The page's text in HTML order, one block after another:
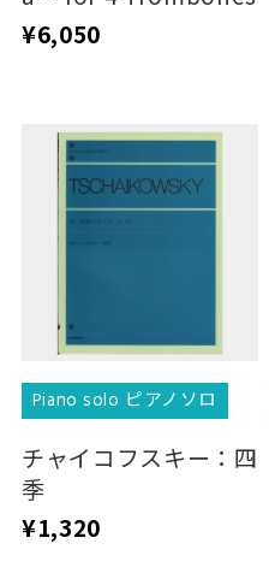
¥6,050
Piano solo ピアノソロ
チャイコフスキー：四
季
¥1,320